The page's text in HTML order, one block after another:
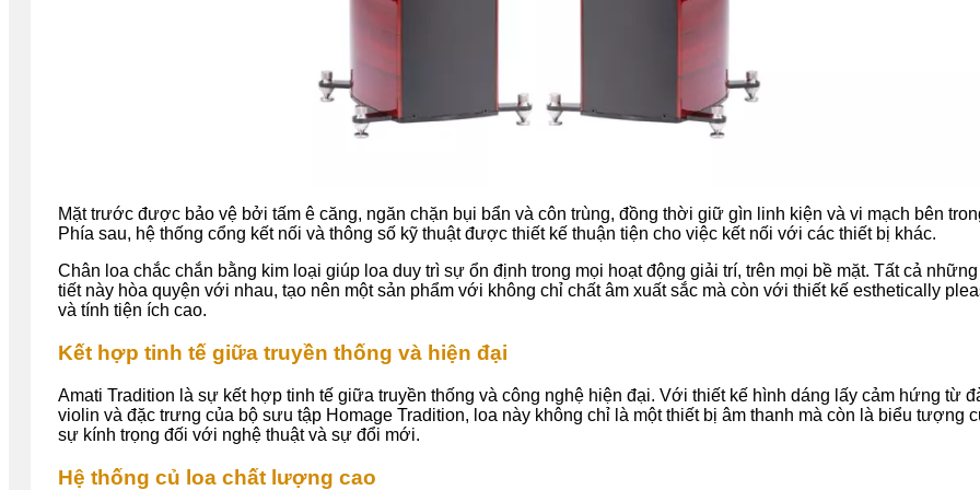
Mặt trước được bảo vệ bởi tấm ê căng, ngăn chặn bụi bẩn và côn trùng, đồng thời giữ gìn linh kiện và vi mạch bên
Phía sau, hệ thống cổng kết nối và thông số kỹ thuật được thiết kế thuận tiện cho việc kết nối với các thiết bị khác.
Chân loa chắc chắn bằng kim loại giúp loa duy trì sự ổn định trong mọi hoạt động giải trí, trên mọi bề mặt. Tất cả
tiết này hòa quyện với nhau, tạo nên một sản phẩm với không chỉ chất âm xuất sắc mà còn với thiết kế esthetically
và tính tiện ích cao.
Kết hợp tinh tế giữa truyền thống và hiện đại
Amati Tradition là sự kết hợp tinh tế giữa truyền thống và công nghệ hiện đại. Với thiết kế hình dáng lấy cảm hứng từ
violin và đặc trưng của bộ sưu tập Homage Tradition, loa này không chỉ là một thiết bị âm thanh mà còn là biểu tượng
sự kính trọng đối với nghệ thuật và sự đổi mới.
Hệ thống củ loa chất lượng cao